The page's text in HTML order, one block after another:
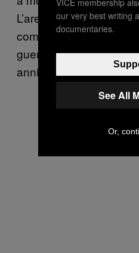
L’area diventò un
come se non bastasse
guerra aperta tra
anni Novanta il
our very best writing
documentaries.
See All
Or,